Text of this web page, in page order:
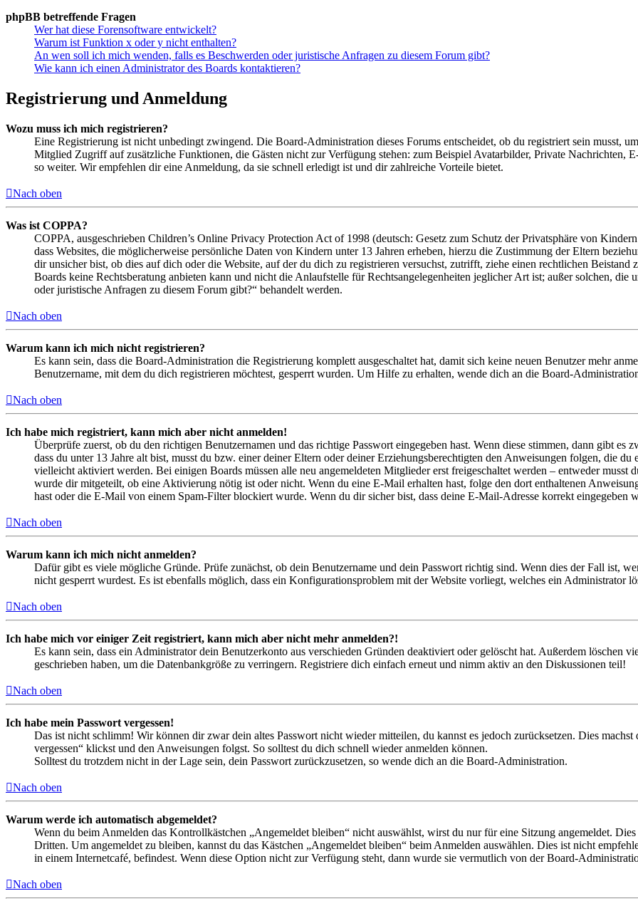
phpBB betreffende Fragen
Wer hat diese Forensoftware entwickelt?
Warum ist Funktion x oder y nicht enthalten?
An wen soll ich mich wenden, falls es Beschwerden oder juristische Anfragen zu diesem Forum gibt?
Wie kann ich einen Administrator des Boards kontaktieren?
Registrierung und Anmeldung
Wozu muss ich mich registrieren?
Eine Registrierung ist nicht unbedingt zwingend. Die Board-Administration dieses Forums entscheidet, ob du registriert sein musst,
Mitglied Zugriff auf zusätzliche Funktionen, die Gästen nicht zur Verfügung stehen: zum Beispiel Avatarbilder, Private Nachrichten,
so weiter. Wir empfehlen dir eine Anmeldung, da sie schnell erledigt ist und dir zahlreiche Vorteile bietet.
Nach oben
Was ist COPPA?
COPPA, ausgeschrieben Children’s Online Privacy Protection Act of 1998 (deutsch: Gesetz zum Schutz der Privatsphäre von
dass Websites, die möglicherweise persönliche Daten von Kindern unter 13 Jahren erheben, hierzu die Zustimmung der Eltern
dir unsicher bist, ob dies auf dich oder die Website, auf der du dich zu registrieren versuchst, zutrifft, ziehe einen rechtlichen
Boards keine Rechtsberatung anbieten kann und nicht die Anlaufstelle für Rechtsangelegenheiten jeglicher Art ist; außer solchen,
oder juristische Anfragen zu diesem Forum gibt?“ behandelt werden.
Nach oben
Warum kann ich mich nicht registrieren?
Es kann sein, dass die Board-Administration die Registrierung komplett ausgeschaltet hat, damit sich keine neuen Benutzer mehr
Benutzername, mit dem du dich registrieren möchtest, gesperrt wurden. Um Hilfe zu erhalten, wende dich an die Board-
Nach oben
Ich habe mich registriert, kann mich aber nicht anmelden!
Überprüfe zuerst, ob du den richtigen Benutzernamen und das richtige Passwort eingegeben hast. Wenn diese stimmen, dann gibt es
dass du unter 13 Jahre alt bist, musst du bzw. einer deiner Eltern oder deiner Erziehungsberechtigten den Anweisungen folgen, die
vielleicht aktiviert werden. Bei einigen Boards müssen alle neu angemeldeten Mitglieder erst freigeschaltet werden – entweder musst
wurde dir mitgeteilt, ob eine Aktivierung nötig ist oder nicht. Wenn du eine E-Mail erhalten hast, folge den dort enthaltenen
hast oder die E-Mail von einem Spam-Filter blockiert wurde. Wenn du dir sicher bist, dass deine E-Mail-Adresse korrekt eingegeben
Nach oben
Warum kann ich mich nicht anmelden?
Dafür gibt es viele mögliche Gründe. Prüfe zunächst, ob dein Benutzername und dein Passwort richtig sind. Wenn dies der Fall ist,
nicht gesperrt wurdest. Es ist ebenfalls möglich, dass ein Konfigurationsproblem mit der Website vorliegt, welches ein Administrator
Nach oben
Ich habe mich vor einiger Zeit registriert, kann mich aber nicht mehr anmelden?!
Es kann sein, dass ein Administrator dein Benutzerkonto aus verschieden Gründen deaktiviert oder gelöscht hat. Außerdem löschen
geschrieben haben, um die Datenbankgröße zu verringern. Registriere dich einfach erneut und nimm aktiv an den Diskussionen teil!
Nach oben
Ich habe mein Passwort vergessen!
Das ist nicht schlimm! Wir können dir zwar dein altes Passwort nicht wieder mitteilen, du kannst es jedoch zurücksetzen. Dies
vergessen“ klickst und den Anweisungen folgst. So solltest du dich schnell wieder anmelden können.
Solltest du trotzdem nicht in der Lage sein, dein Passwort zurückzusetzen, so wende dich an die Board-Administration.
Nach oben
Warum werde ich automatisch abgemeldet?
Wenn du beim Anmelden das Kontrollkästchen „Angemeldet bleiben“ nicht auswählst, wirst du nur für eine Sitzung angemeldet.
Dritten. Um angemeldet zu bleiben, kannst du das Kästchen „Angemeldet bleiben“ beim Anmelden auswählen. Dies ist nicht
in einem Internetcafé, befindest. Wenn diese Option nicht zur Verfügung steht, dann wurde sie vermutlich von der Board-
Nach oben